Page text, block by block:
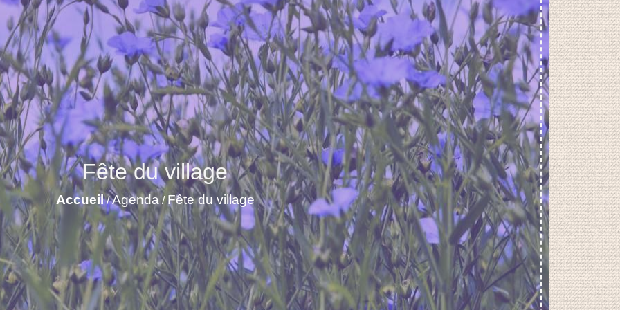
Fête du village
Accueil/Agenda/ Fête du village